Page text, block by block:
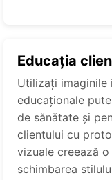
Educația
Utilizați imaginile
educaționale
de sănătate și
clientului cu
vizuale creează
schimbarea